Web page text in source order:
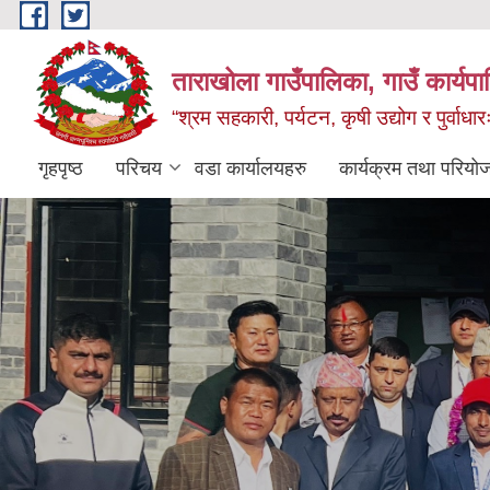
Skip to main content
ताराखोला गाउँपालिका, गाउँ
“श्रम सहकारी, पर्यटन, कृषी उद्योग र
गृहपृष्ठ परिचय वडा कार्यालयहरु कार्यक्रम तथा